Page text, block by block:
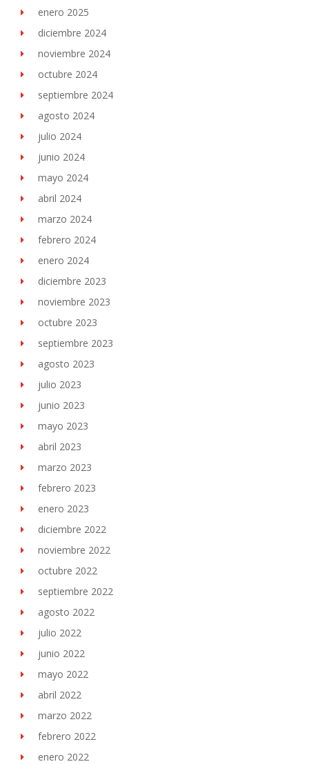
enero 2025
diciembre 2024
noviembre 2024
octubre 2024
septiembre 2024
agosto 2024
julio 2024
junio 2024
mayo 2024
abril 2024
marzo 2024
febrero 2024
enero 2024
diciembre 2023
noviembre 2023
octubre 2023
septiembre 2023
agosto 2023
julio 2023
junio 2023
mayo 2023
abril 2023
marzo 2023
febrero 2023
enero 2023
diciembre 2022
noviembre 2022
octubre 2022
septiembre 2022
agosto 2022
julio 2022
junio 2022
mayo 2022
abril 2022
marzo 2022
febrero 2022
enero 2022